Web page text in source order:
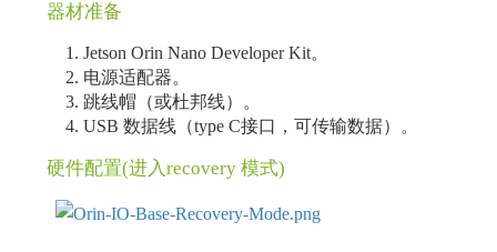
器材准备
Jetson Orin Nano Developer Kit。
电源适配器。
跳线帽（或杜邦线）。
USB 数据线（type C接口，可传输数据）。
硬件配置(进入recovery 模式)